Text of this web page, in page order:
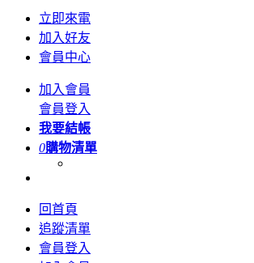
立即來電
加入好友
會員中心
加入會員
會員登入
我要結帳
0購物清單
回首頁
追蹤清單
會員登入